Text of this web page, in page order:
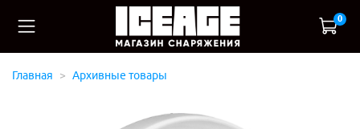
0
Главная Архивные товары